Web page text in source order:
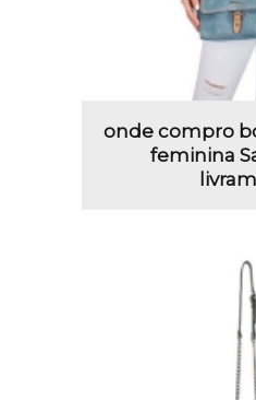
onde compro
feminina